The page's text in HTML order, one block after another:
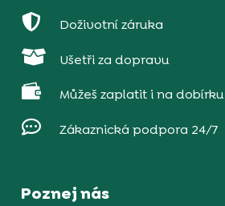
 Doživotní záruka
 Ušetři za dopravu
 Můžeš zaplatit i na dobírku
 Zákaznická podpora 24/7
Poznej nás